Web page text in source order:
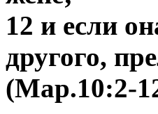
12 и если
другого,
(Мар.10:2-